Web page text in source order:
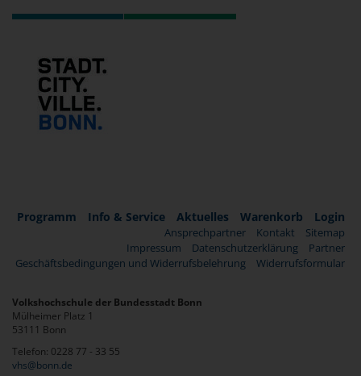
Programm Info & Service Aktuelles Warenkorb Login
Ansprechpartner Kontakt
Sitemap
Impressum
Datenschutzerklärung
Partner
Geschäftsbedingungen und Widerrufsbelehrung
Widerrufsformular
Volkshochschule der Bundesstadt Bonn
Mülheimer Platz 1
53111 Bonn
Telefon: 0228 77 - 33 55
vhs@bonn.de